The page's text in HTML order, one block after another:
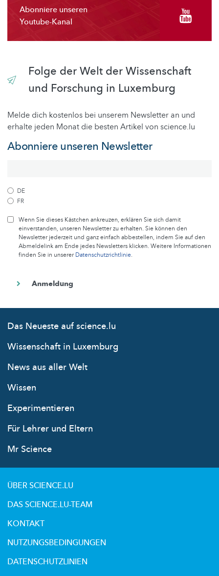
Abonniere unseren
Youtube-Kanal
Folge der Welt der Wissenschaft
und Forschung in Luxemburg
Melde dich kostenlos bei unserem Newsletter an und
erhalte jeden Monat die besten Artikel von science.lu
Abonniere unseren Newsletter
DE
FR
Wenn Sie dieses Kästchen ankreuzen, erklären Sie sich damit
einverstanden, unseren Newsletter zu erhalten. Sie können den
Newsletter jederzeit und ganz einfach abbestellen, indem Sie auf den
Abmeldelink am Ende jedes Newsletters klicken. Weitere Informationen
finden Sie in unsererDatenschutzrichtlinie.
Das Neueste auf science.lu
Wissenschaft in Luxemburg
News aus aller Welt
Wissen
Experimentieren
Für Lehrer und Eltern
Mr Science
ÜBER SCIENCE.LU
DAS SCIENCE.LU-TEAM
KONTAKT
NUTZUNGSBEDINGUNGEN
DATENSCHUTZLINIEN